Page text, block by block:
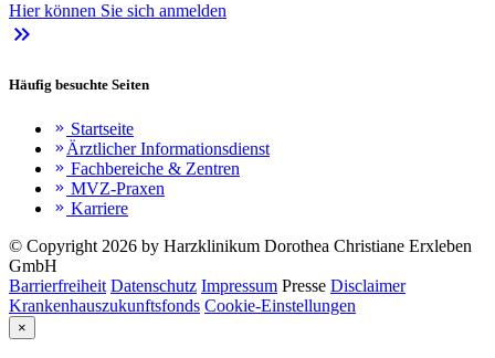
Hier können Sie sich anmelden
keyboard_double_arrow_right
Häufig besuchte Seiten
keyboard_double_arrow_right Startseite
keyboard_double_arrow_right Ärztlicher Informationsdienst
keyboard_double_arrow_right Fachbereiche & Zentren
keyboard_double_arrow_right MVZ-Praxen
keyboard_double_arrow_right Karriere
© Copyright 2026 by Harzklinikum Dorothea Christiane Erxleben
GmbH
Barrierfreiheit Datenschutz Impressum Presse Disclaimer
Krankenhauszukunftsfonds Cookie-Einstellungen
×